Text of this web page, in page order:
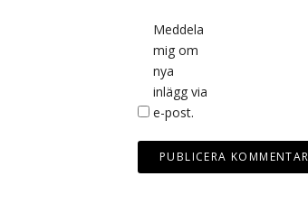
Meddela
mig om
nya
inlägg via
e-post.